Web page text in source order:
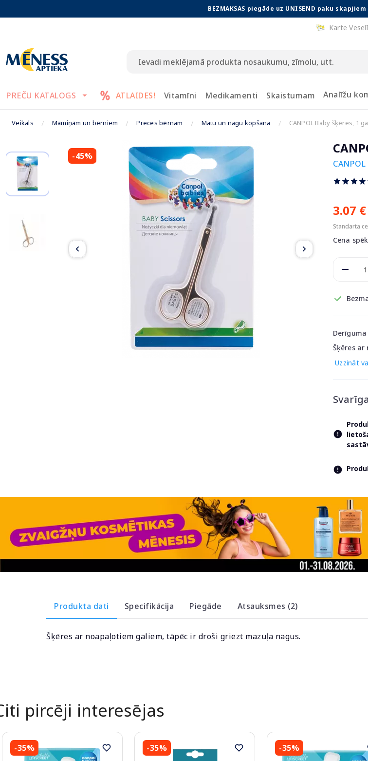
BEZMAKSAS piegāde uz UNISEND paku
Karte
PREČU KATALOGS ATLAIDES! Vitamīni Medikamenti Skaistumam Analīžu
Veikals Māmiņām un bērniem Preces bērnam Matu un nagu kopšana CANPOL Baby šķēres, 1
-45%
CANPOL
3.07 €
Standarta
Cena
Derīguma
Šķēres ar
Uzzināt
Produkta dati Specifikācija Piegāde Atsauksmes (2)
Šķēres ar noapaļotiem galiem, tāpēc ir droši griezt mazuļa nagus.
pircēji interesējas
-35% -35% -35%